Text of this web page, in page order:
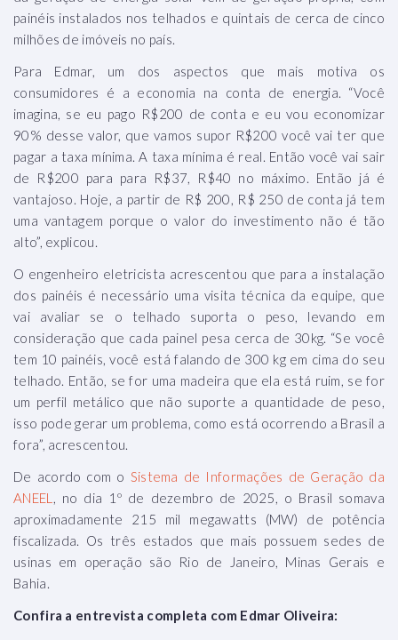
painéis instalados nos telhados e quintais de cerca de cinco
milhões de imóveis no país.
Para Edmar, um dos aspectos que mais motiva os
consumidores é a economia na conta de energia. “Você
imagina, se eu pago R$200 de conta e eu vou economizar
90% desse valor, que vamos supor R$200 você vai ter que
pagar a taxa mínima. A taxa mínima é real. Então você vai sair
de R$200 para para R$37, R$40 no máximo. Então já é
vantajoso. Hoje, a partir de R$ 200, R$ 250 de conta já tem
uma vantagem porque o valor do investimento não é tão
alto”, explicou.
O engenheiro eletricista acrescentou que para a instalação
dos painéis é necessário uma visita técnica da equipe, que
vai avaliar se o telhado suporta o peso, levando em
consideração que cada painel pesa cerca de 30kg. “Se você
tem 10 painéis, você está falando de 300 kg em cima do seu
telhado. Então, se for uma madeira que ela está ruim, se for
um perfil metálico que não suporte a quantidade de peso,
isso pode gerar um problema, como está ocorrendo a Brasil a
fora”, acrescentou.
De acordo com o Sistema de Informações de Geração da
ANEEL
, no dia 1º de dezembro de 2025, o Brasil somava
aproximadamente 215 mil megawatts (MW) de potência
fiscalizada. Os três estados que mais possuem sedes de
usinas em operação são Rio de Janeiro, Minas Gerais e
Bahia.
Confira a entrevista completa com Edmar Oliveira: